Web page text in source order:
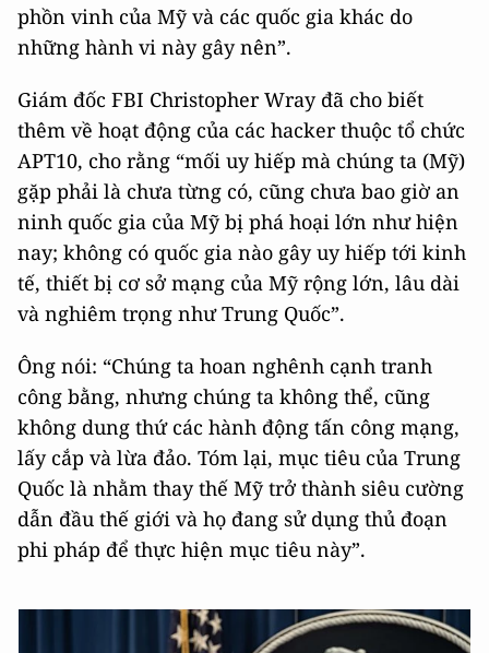
phồn vinh của Mỹ và các quốc gia khác do
những hành vi này gây nên”.
Giám đốc FBI Christopher Wray đã cho biết
thêm về hoạt động của các hacker thuộc tổ chức
APT10, cho rằng “mối uy hiếp mà chúng ta (Mỹ)
gặp phải là chưa từng có, cũng chưa bao giờ an
ninh quốc gia của Mỹ bị phá hoại lớn như hiện
nay; không có quốc gia nào gây uy hiếp tới kinh
tế, thiết bị cơ sở mạng của Mỹ rộng lớn, lâu dài
và nghiêm trọng như Trung Quốc”.
Ông nói: “Chúng ta hoan nghênh cạnh tranh
công bằng, nhưng chúng ta không thể, cũng
không dung thứ các hành động tấn công mạng,
lấy cắp và lừa đảo. Tóm lại, mục tiêu của Trung
Quốc là nhằm thay thế Mỹ trở thành siêu cường
dẫn đầu thế giới và họ đang sử dụng thủ đoạn
phi pháp để thực hiện mục tiêu này”.